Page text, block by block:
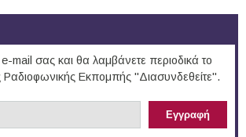
mail σας και θα λαμβάνετε περιοδικά το
Ραδιοφωνικής Εκπομπής "Διασυνδεθείτε".